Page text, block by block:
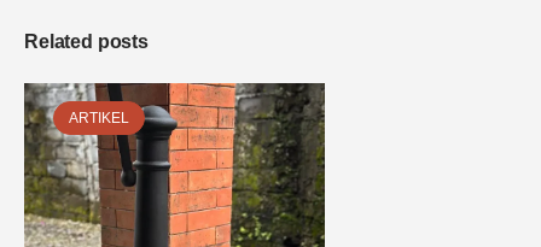
Related posts
ARTIKEL